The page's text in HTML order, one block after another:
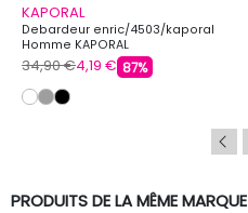
KAPORAL
Debardeur enric/4503/kaporal
Homme KAPORAL
34,90 €4,19 € 87%
PRODUITS DE LA MÊME MARQUE